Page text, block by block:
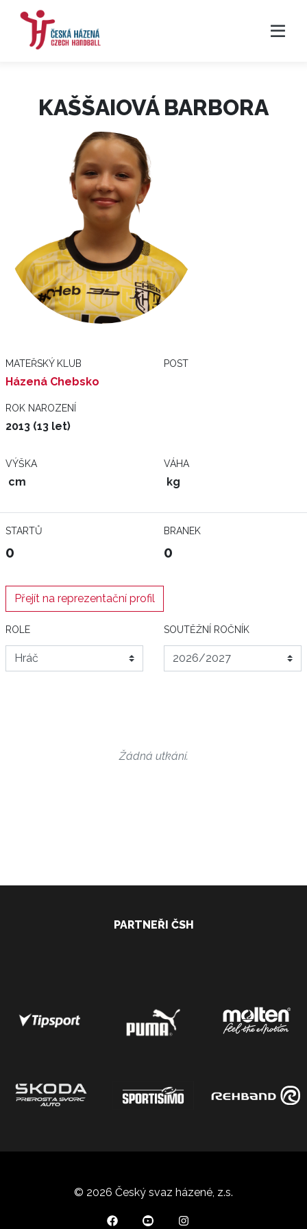
KAŠŠAIOVÁ BARBORA
MATEŘSKÝ KLUB
Házená Chebsko
POST
ROK NAROZENÍ
2013 (13 let)
VÝŠKA
cm
VÁHA
kg
STARTŮ
0
BRANEK
0
Přejít na reprezentační profil
ROLE SOUTĚŽNÍ ROČNÍK
Žádná utkání.
PARTNEŘI ČSH
© 2026 Český svaz házené, z.s.